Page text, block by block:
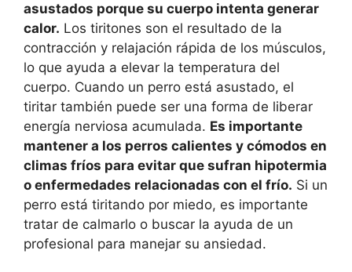
asustados porque su cuerpo intenta generar
calor. Los tiritones son el resultado de la
contracción y relajación rápida de los músculos,
lo que ayuda a elevar la temperatura del
cuerpo. Cuando un perro está asustado, el
tiritar también puede ser una forma de liberar
energía nerviosa acumulada. Es importante
mantener a los perros calientes y cómodos en
climas fríos para evitar que sufran hipotermia
o enfermedades relacionadas con el frío. Si un
perro está tiritando por miedo, es importante
tratar de calmarlo o buscar la ayuda de un
profesional para manejar su ansiedad.